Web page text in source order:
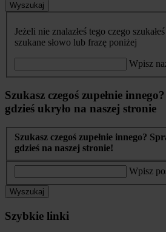
Wyszukaj
Jeżeli nie znalazłeś tego czego
szukane słowo lub frazę poniżej
Wpisz
Szukasz czegoś zupełnie
gdzieś ukryło na naszej stronie
Szukasz czegoś zupełnie innego?
gdzieś na naszej stronie!
Wpisz
Wyszukaj
Szybkie linki